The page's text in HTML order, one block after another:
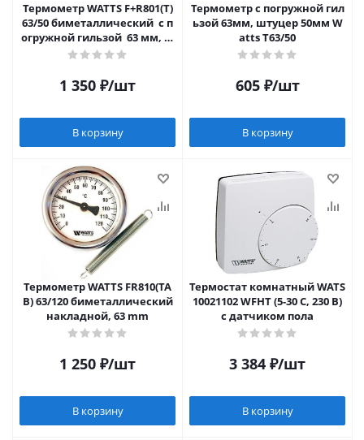
Термометр WATTS F+R801(T)
63/50 биметаллический с п
огружной гильзой 63 мм, ш
туцер 50 мм
1 350 ₽/шт
В корзину
Термометр с погружной гил
ьзой 63мм, штуцер 50мм W
atts T63/50
605₽/шт
В корзину
Термометр WATTS FR810(ТА
В) 63/120 биметаллический
накладной, 63 mm
1 250 ₽/шт
В корзину
Термостат комнатный WATS
10021102 WFHT (5-30 C, 230 B)
с датчиком пола
3 384 ₽/шт
В корзину